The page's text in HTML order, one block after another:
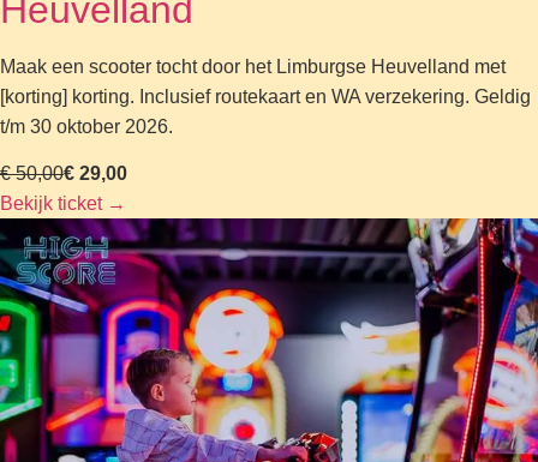
Heuvelland
Maak een scooter tocht door het Limburgse Heuvelland met
[korting] korting. Inclusief routekaart en WA verzekering. Geldig
t/m 30 oktober 2026.
€ 50,00€ 29,00
Bekijk ticket →